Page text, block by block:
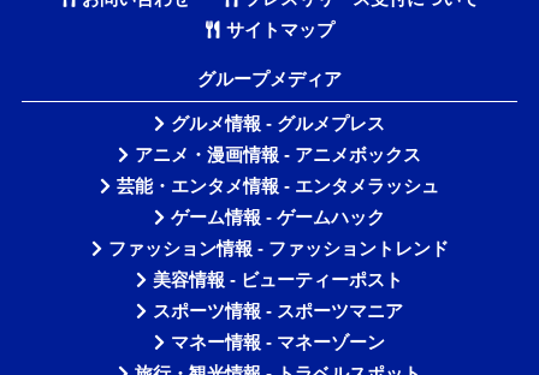
サイトマップ
グループメディア
グルメ情報 - グルメプレス
アニメ・漫画情報 - アニメボックス
芸能・エンタメ情報 - エンタメラッシュ
ゲーム情報 - ゲームハック
ファッション情報 - ファッショントレンド
美容情報 - ビューティーポスト
スポーツ情報 - スポーツマニア
マネー情報 - マネーゾーン